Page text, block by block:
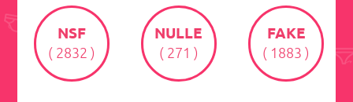
NSF
( 2832 )
NULLE
( 271 )
FAKE
( 1883 )